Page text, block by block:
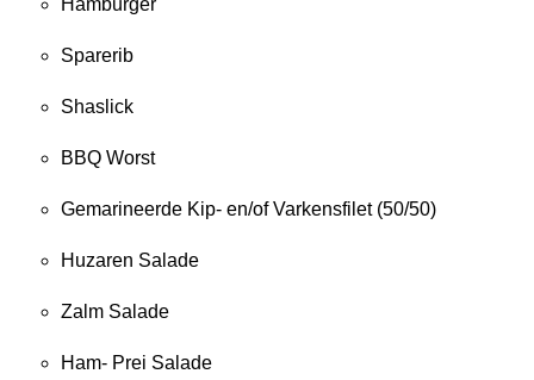
Hamburger
Sparerib
Shaslick
BBQ Worst
Gemarineerde Kip- en/of Varkensfilet (50/50)
Huzaren Salade
Zalm Salade
Ham- Prei Salade